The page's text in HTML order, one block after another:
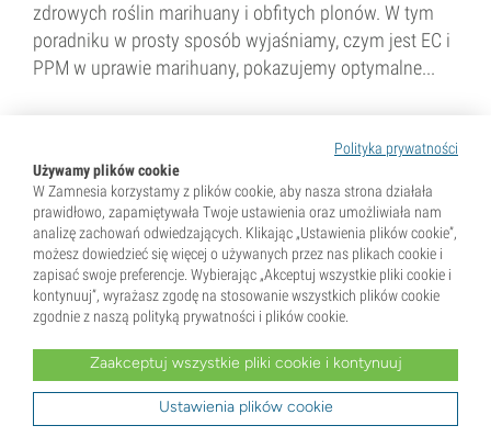
zdrowych roślin marihuany i obfitych plonów. W tym
poradniku w prosty sposób wyjaśniamy, czym jest EC i
PPM w uprawie marihuany, pokazujemy optymalne...
24 Czerwiec 2024
Jak stosować filtry węglowe,
aby ograniczyć zapach konopi
Polityka prywatności
Używamy plików cookie
W Zamnesia korzystamy z plików cookie, aby nasza strona działała
prawidłowo, zapamiętywała Twoje ustawienia oraz umożliwiała nam
analizę zachowań odwiedzających. Klikając „Ustawienia plików cookie”,
możesz dowiedzieć się więcej o używanych przez nas plikach cookie i
zapisać swoje preferencje. Wybierając „Akceptuj wszystkie pliki cookie i
kontynuuj”, wyrażasz zgodę na stosowanie wszystkich plików cookie
zgodnie z naszą polityką prywatności i plików cookie.
Zaakceptuj wszystkie pliki cookie i kontynuuj
Ustawienia plików cookie